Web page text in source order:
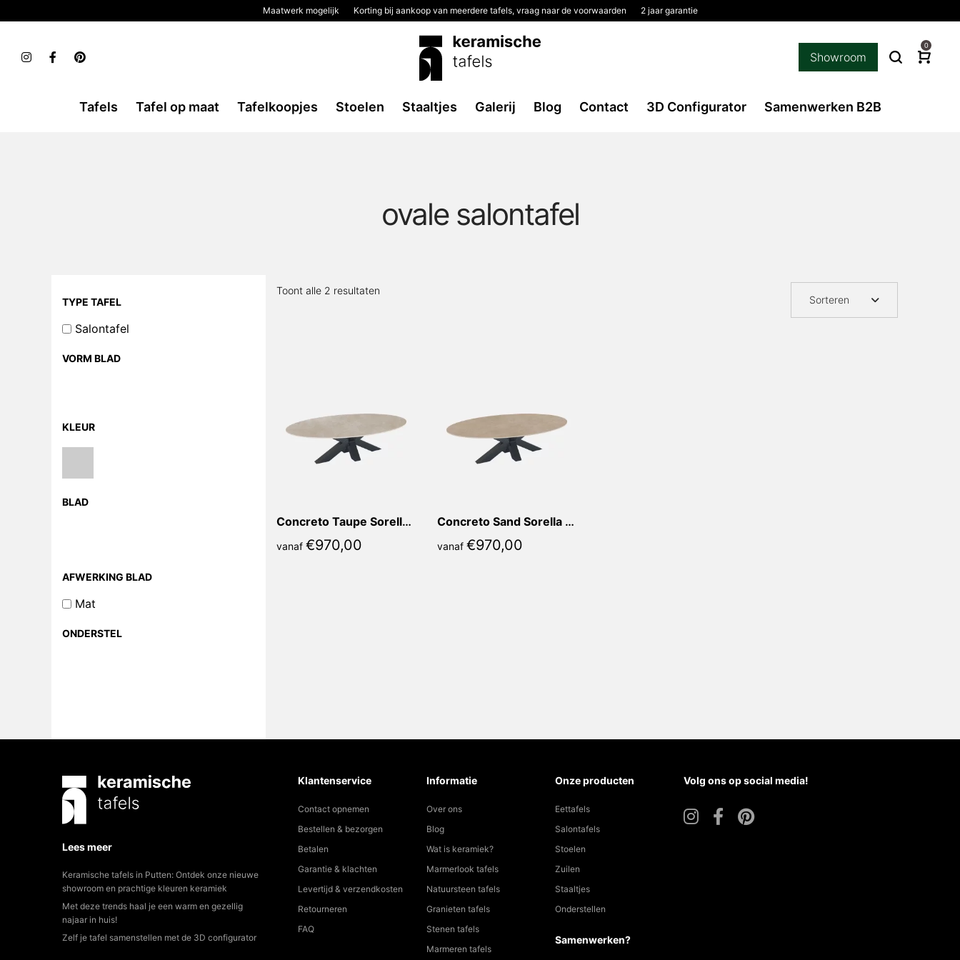
Maatwerk mogelijk Korting bij aankoop van meerdere tafels, vraag naar de voorwaarden 2 jaar garantie
Showroom
0
Tafels Tafel op maat Tafelkoopjes Stoelen Staaltjes Galerij Blog Contact 3D Configurator Samenwerken B2B
ovale salontafel
Toont alle 2 resultaten
Sorteren
Concreto Taupe Sorella Ovaal
vanaf €970,00
Concreto Sand Sorella Ovaal
vanaf €970,00
TYPE TAFEL
Salontafel
VORM BLAD
KLEUR
BLAD
AFWERKING BLAD
Mat
ONDERSTEL
Lees meer
Keramische tafels in Putten: Ontdek onze nieuwe
showroom en prachtige kleuren keramiek
Met deze trends haal je een warm en gezellig
najaar in huis!
Zelf je tafel samenstellen met de 3D configurator
Klantenservice
Contact opnemen
Bestellen & bezorgen
Betalen
Garantie & klachten
Levertijd & verzendkosten
Retourneren
FAQ
Informatie
Over ons
Blog
Wat is keramiek?
Marmerlook tafels
Natuursteen tafels
Granieten tafels
Stenen tafels
Marmeren tafels
Onze producten
Eettafels
Salontafels
Stoelen
Zuilen
Staaltjes
Onderstellen
Samenwerken?
Volg ons op social media!